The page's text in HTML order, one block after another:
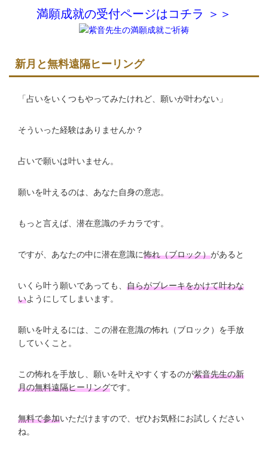
満願成就の受付ページはコチラ ＞＞
新月と無料遠隔ヒーリング
「占いをいくつもやってみたけれど、願いが叶わない」
そういった経験はありませんか？
占いで願いは叶いません。
願いを叶えるのは、あなた自身の意志。
もっと言えば、潜在意識のチカラです。
ですが、あなたの中に潜在意識に怖れ（ブロック）があると
いくら叶う願いであっても、 自らがブレーキをかけて叶わな
いようにしてしまいます。
願いを叶えるには、この潜在意識の怖れ（ブロック）を手放
していくこと。
この怖れを手放し、願いを叶えやすくするのが紫音先生の新
月の無料遠隔ヒーリングです。
無料で参加いただけますので、ぜひお気軽にお試しください
ね。